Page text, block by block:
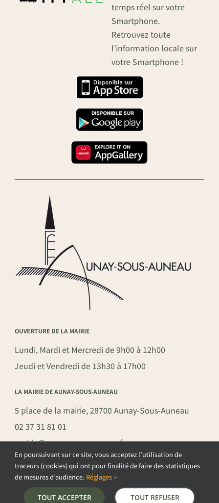
temps réel sur votre
Smartphone.
Retrouvez toute
l’information locale sur
votre Smartphone !
OUVERTURE DE LA MAIRIE
Lundi, Mardi et Mercredi de 9h00 à 12h00
Jeudi et Vendredi de 13h30 à 17h00
LA MAIRIE DE AUNAY-SOUS-AUNEAU
5 place de la mairie, 28700 Aunay-Sous-Auneau
02 37 31 81 01
mairie@aunay-sous-auneau.fr
©COPYRIGHT 2026 – COMMUNE DE AUNAY-SOUS-AUNEAU –
POLITIQUE DE CONFIDENTIALITÉ
GESTION DES COOKIES –
En poursuivant sur ce site, vous acceptez l’utilisation de
traceurs (cookies) qui ont pour finalité de faire des statistiques
de mesures d’audience. Réglages
TOUT ACCEPTER TOUT REFUSER